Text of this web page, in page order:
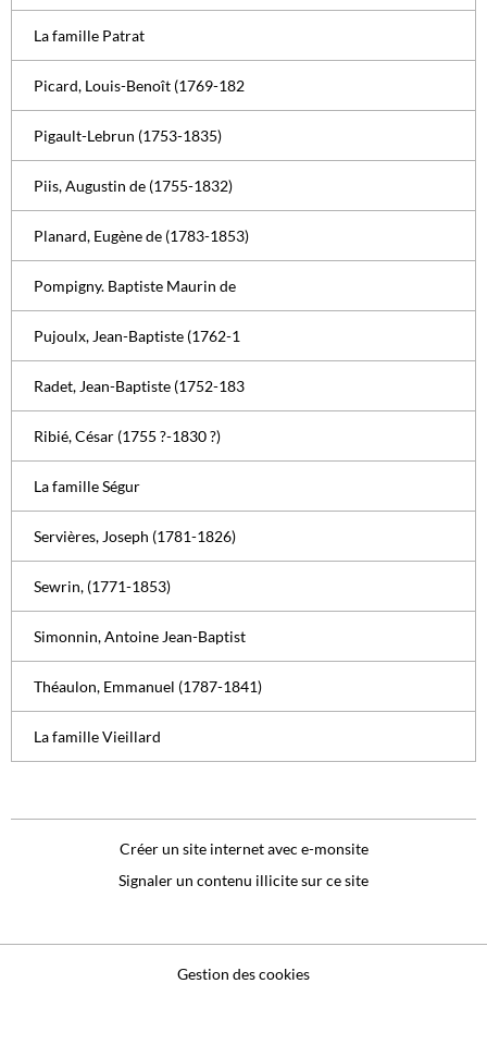
La famille Patrat
Picard, Louis-Benoît (1769-182
Pigault-Lebrun (1753-1835)
Piis, Augustin de (1755-1832)
Planard, Eugène de (1783-1853)
Pompigny. Baptiste Maurin de
Pujoulx, Jean-Baptiste (1762-1
Radet, Jean-Baptiste (1752-183
Ribié, César (1755 ?-1830 ?)
La famille Ségur
Servières, Joseph (1781-1826)
Sewrin, (1771-1853)
Simonnin, Antoine Jean-Baptist
Théaulon, Emmanuel (1787-1841)
La famille Vieillard
Créer un site internet avec e-monsite
Signaler un contenu illicite sur ce site
Gestion des cookies